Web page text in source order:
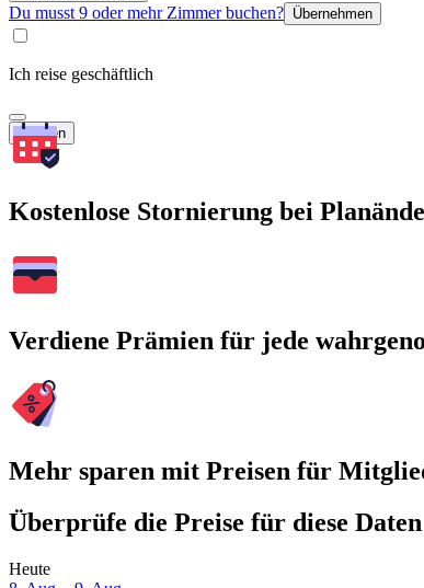
Du musst 9 oder mehr Zimmer buchen? Übernehmen
Ich reise geschäftlich
Suchen
Kostenlose Stornierung bei
Verdiene Prämien für jede
Mehr sparen mit Preisen für
Überprüfe die Preise für diese Daten
Heute